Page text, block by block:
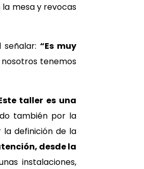
mesa y revocas
“Es muy
tenemos
taller es una
también por la
la definición de la
desde la
instalaciones,